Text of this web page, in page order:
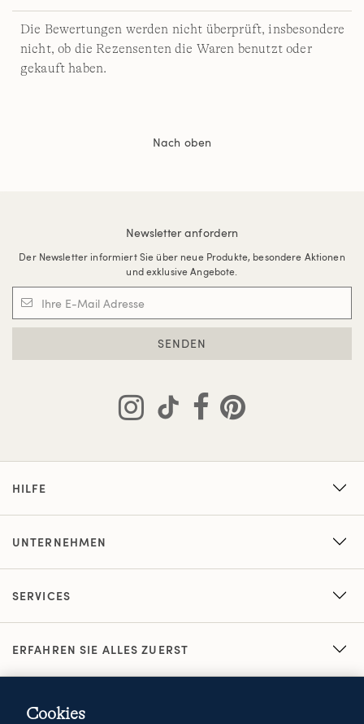
Die Bewertungen werden nicht überprüft, insbesondere
nicht, ob die Rezensenten die Waren benutzt oder
gekauft haben.
Nach oben
Newsletter anfordern
Der Newsletter informiert Sie über neue Produkte, besondere Aktionen
und exklusive Angebote.
SENDEN
HILFE
UNTERNEHMEN
SERVICES
ERFAHREN SIE ALLES ZUERST
Cookies